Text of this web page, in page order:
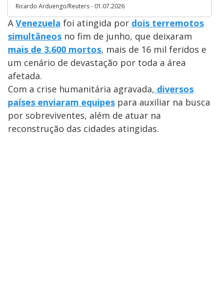
Ricardo Arduengo/Reuters - 01.07.2026
A Venezuela foi atingida por dois terremotos
simultâneos no fim de junho, que deixaram
mais de 3.600 mortos, mais de 16 mil feridos e
um cenário de devastação por toda a área
afetada.
Com a crise humanitária agravada, diversos
países enviaram equipes para auxiliar na busca
por sobreviventes, além de atuar na
reconstrução das cidades atingidas.